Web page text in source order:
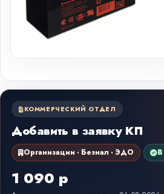
КОММЕРЧЕСКИЙ ОТДЕЛ
Добавить в заявку КП
Организации · Безнал · ЭДО В
1 090 р